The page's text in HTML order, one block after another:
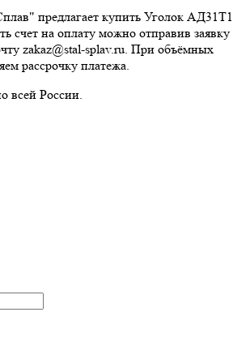
предлагает купить Уголок АД31Т1
счет на оплату можно отправив заявку
zakaz@stal-splav.ru. При объёмных
рассрочку платежа.
всей России.